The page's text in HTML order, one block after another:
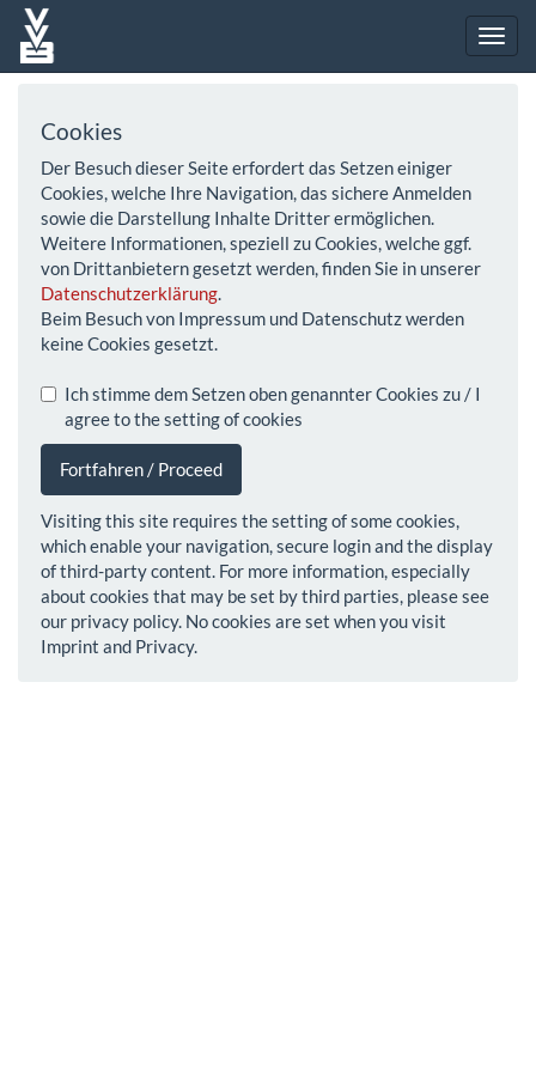
Cookies
Der Besuch dieser Seite erfordert das Setzen einiger
Cookies, welche Ihre Navigation, das sichere Anmelden
sowie die Darstellung Inhalte Dritter ermöglichen.
Weitere Informationen, speziell zu Cookies, welche ggf.
von Drittanbietern gesetzt werden, finden Sie in unserer
Datenschutzerklärung.
Beim Besuch von Impressum und Datenschutz werden
keine Cookies gesetzt.
Ich stimme dem Setzen oben genannter Cookies zu / I
agree to the setting of cookies
Fortfahren / Proceed
Visiting this site requires the setting of some cookies,
which enable your navigation, secure login and the display
of third-party content. For more information, especially
about cookies that may be set by third parties, please see
our privacy policy. No cookies are set when you visit
Imprint and Privacy.